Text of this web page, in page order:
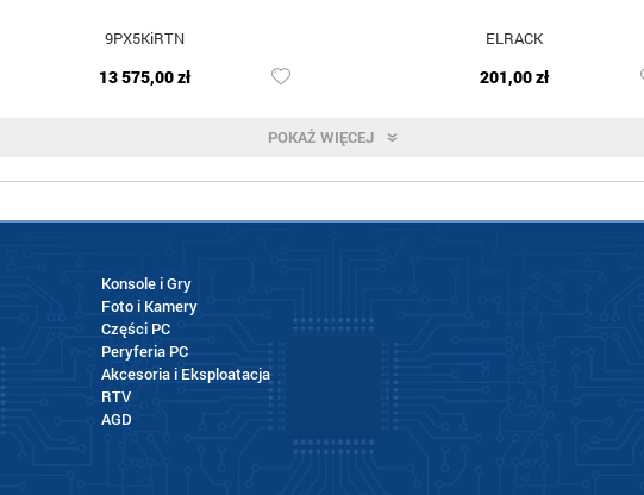
9PX5KiRTN
13 575,00 zł
ELRACK
201,00 zł
POKAŻ WIĘCEJ
Konsole i Gry
Foto i Kamery
Części PC
Peryferia PC
Akcesoria i Eksploatacja
RTV
AGD